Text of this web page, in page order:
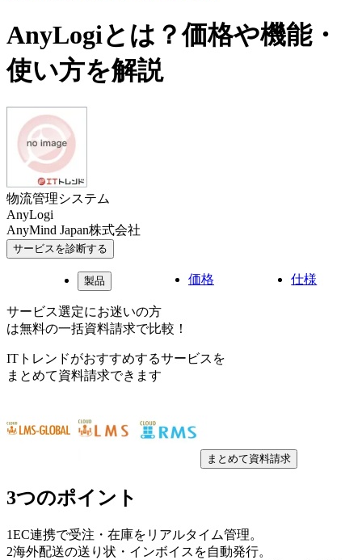
AnyLogiとは？価格や機能・
使い方を解説
物流管理システム
AnyLogi
AnyMind Japan株式会社
サービスを診断する
製品 価格 仕様
サービス選定にお迷いの方
は無料の一括資料請求で比較！
ITトレンドがおすすめするサービスを
まとめて資料請求できます
まとめて資料請求
3つのポイント
1EC連携で受注・在庫をリアルタイム管理。
2海外配送の送り状・インボイスを自動発行。